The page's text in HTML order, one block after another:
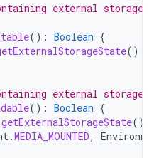
external storage
(): Boolean {
()
external
(): Boolean {
getExternalStorageState()
.MEDIA_MOUNTED,